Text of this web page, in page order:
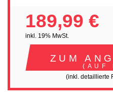
189,99 €
inkl. 19% MwSt.
ZUM
(AUF
(inkl. detaillierte